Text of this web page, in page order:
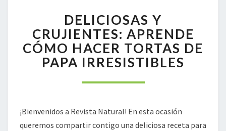
Y
CRUJIENTES:
APRENDE
CÓMO
HACER
DE
IRRESISTIBLES
DELICIOSAS Y
CRUJIENTES: APRENDE
CÓMO HACER TORTAS DE
PAPA IRRESISTIBLES
¡Bienvenidos a Revista Natural! En esta ocasión
queremos compartir contigo una deliciosa receta para